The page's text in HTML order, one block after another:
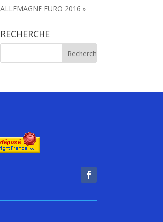
ALLEMAGNE EURO 2016 »
RECHERCHE